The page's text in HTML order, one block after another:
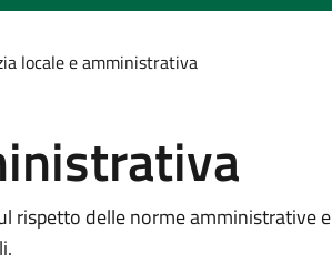
locale e amministrativa
rispetto delle norme amministrative e